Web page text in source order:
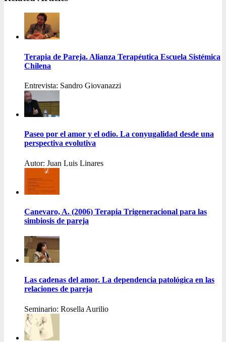
Terapia de Pareja. Alianza Terapéutica Escuela Sistémica
Chilena
Entrevista: Sandro Giovanazzi
Paseo por el amor y el odio. La conyugalidad desde una
perspectiva evolutiva
Autor: Juan Luis Linares
Canevaro, A. (2006) Terapia Trigeneracional para las
simbiosis de pareja
Las cadenas del amor. La dependencia patológica en las
relaciones de pareja
Seminario: Rosella Aurilio